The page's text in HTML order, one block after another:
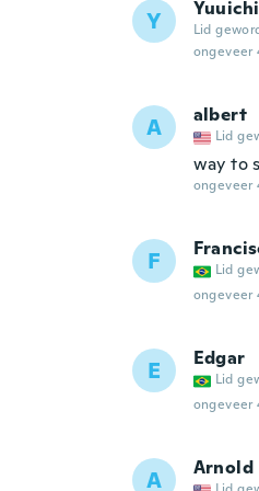
Y Yuuichi
Lid
ongeveer
A albert
Lid
way to
ongeveer
F
Lid
ongeveer
E Edgar
Lid
ongeveer
A Arnold